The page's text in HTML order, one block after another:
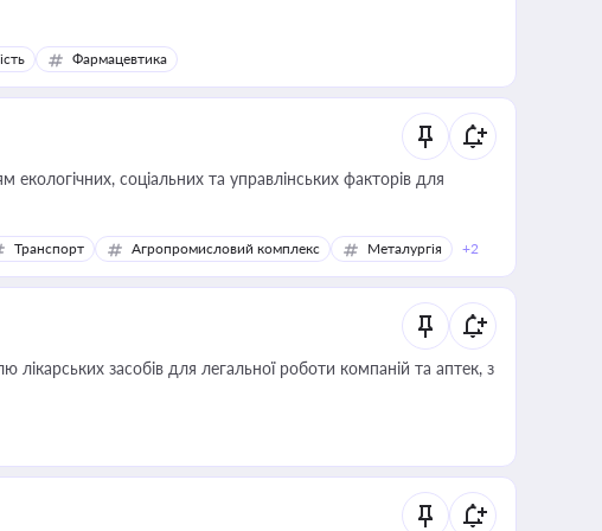
Фармацевтика
екологічних, соціальних та управлінських факторів для
Транспорт Агропромисловий комплекс Металургія +2
засобів для легальної роботи компаній та аптек, з